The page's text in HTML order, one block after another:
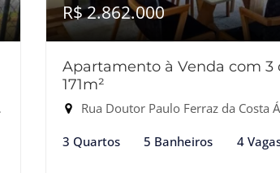
R$ 2.862.000
Apartamento à Venda com 3
171m²
Rua Doutor Paulo Ferraz da Costa Águiar -
3 Quartos 5 Banheiros 4